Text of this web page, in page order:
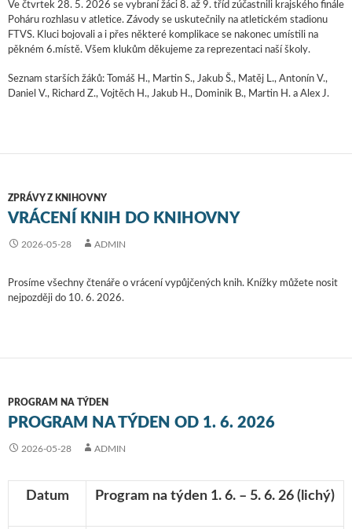
Ve čtvrtek 28. 5. 2026 se vybraní žáci 8. až 9. tříd zúčastnili krajského finále
Poháru rozhlasu v atletice. Závody se uskutečnily na atletickém stadionu
FTVS. Kluci bojovali a i přes některé komplikace se nakonec umístili na
pěkném 6.místě. Všem klukům děkujeme za reprezentaci naší školy.
Seznam starších žáků: Tomáš H., Martin S., Jakub Š., Matěj L., Antonín V.,
Daniel V., Richard Z., Vojtěch H., Jakub H., Dominik B., Martin H. a Alex J.
ZPRÁVY Z KNIHOVNY
VRÁCENÍ KNIH DO KNIHOVNY
2026-05-28 ADMIN
Prosíme všechny čtenáře o vrácení vypůjčených knih. Knížky můžete nosit
nejpozději do 10. 6. 2026.
PROGRAM NA TÝDEN
PROGRAM NA TÝDEN OD 1. 6. 2026
2026-05-28 ADMIN
Datum Program na týden 1. 6. – 5. 6. 26 (lichý)